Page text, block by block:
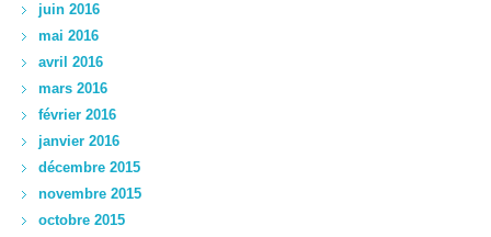
juin 2016
mai 2016
avril 2016
mars 2016
février 2016
janvier 2016
décembre 2015
novembre 2015
octobre 2015